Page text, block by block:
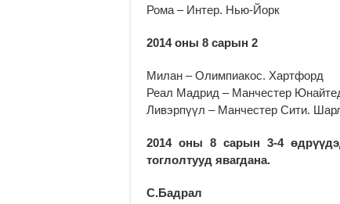
Рома – Интер. Нью-Йорк
2014 оны 8 сарын 2
Милан – Олимпиакос. Хартфорд
Реал Мадрид – Манчестер
Ливэрпүүл – Манчестер Сити.
2014 оны 8 сарын 3-4
тоглолтууд явагдана.
С.Бадрал